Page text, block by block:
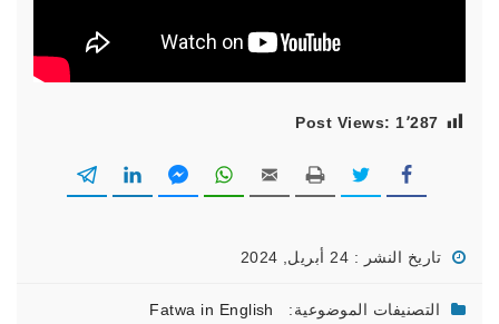
Post Views: 1٬287
تاريخ النشر : 24 أبريل, 2024
التصنيفات الموضوعية: Fatwa in English